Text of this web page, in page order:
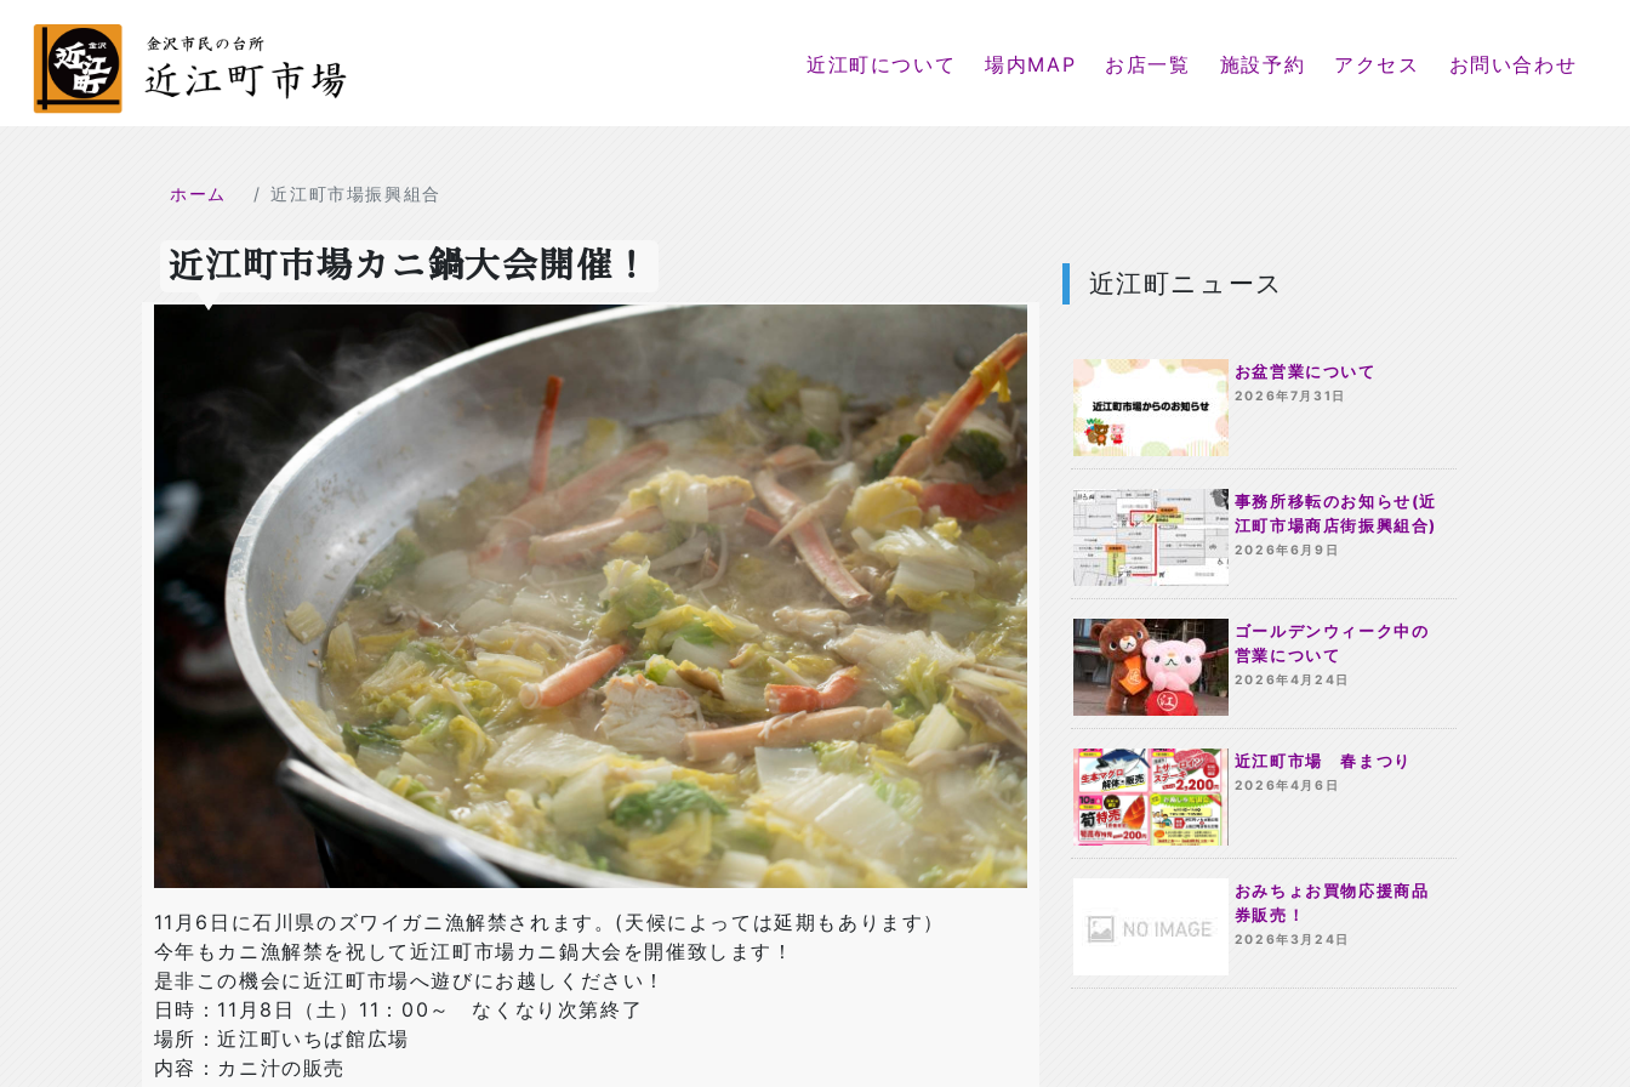
近江町について 場内MAP お店一覧 施設予約 アクセス お問い合わせ
ホーム 近江町市場振興組合
近江町市場カニ鍋大会開催！
11月6日に石川県のズワイガニ漁解禁されます。(天候によっては延期もあります）
今年もカニ漁解禁を祝して近江町市場カニ鍋大会を開催致します！
是非この機会に近江町市場へ遊びにお越しください！
日時：11月8日（土）11：00～ なくなり次第終了
場所：近江町いちば館広場
内容：カニ汁の販売
近江町ニュース
お盆営業について
2026年7月31日
事務所移転のお知らせ(近
江町市場商店街振興組合)
2026年6月9日
ゴールデンウィーク中の
営業について
2026年4月24日
近江町市場 春まつり
2026年4月6日
おみちょお買物応援商品
券販売！
2026年3月24日